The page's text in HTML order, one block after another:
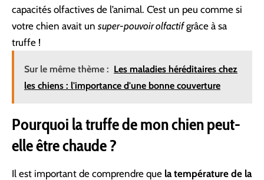
capacités olfactives de l’animal. C’est un peu comme si
votre chien avait un super-pouvoir olfactifgrâce à sa
truffe !
Sur le même thème : Les maladies héréditaires chez
les chiens : l'importance d'une bonne couverture
Pourquoi la truffe de mon chien peut-
elle être chaude ?
Il est important de comprendre que la température de la